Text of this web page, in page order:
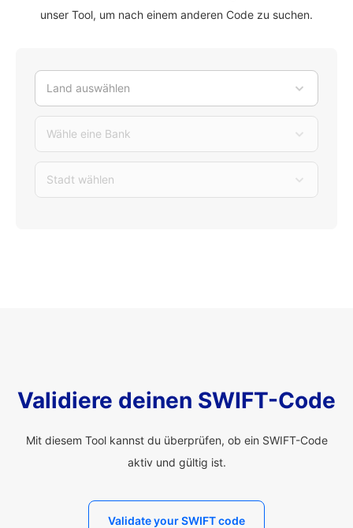
unser Tool, um nach einem anderen Code zu suchen.
Land auswählen
Wähle eine Bank
Stadt wählen
Validiere deinen SWIFT-Code
Mit diesem Tool kannst du überprüfen, ob ein SWIFT-Code
aktiv und gültig ist.
Validate your SWIFT code